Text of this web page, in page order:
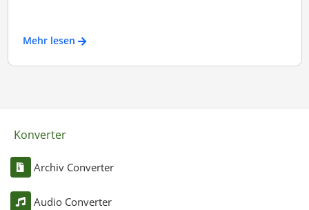
Mehr lesen
Konverter
Archiv Converter
Audio Converter